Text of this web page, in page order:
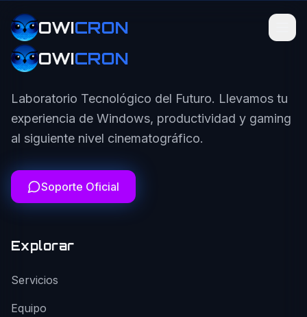
OWICRON
OWICRON
Laboratorio Tecnológico del Futuro. Llevamos tu
experiencia de Windows, productividad y gaming
al siguiente nivel cinematográfico.
Soporte Oficial
Explorar
Servicios
Equipo